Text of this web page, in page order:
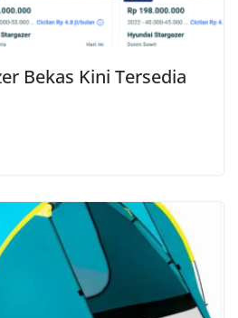
Bekas Kini Tersedia